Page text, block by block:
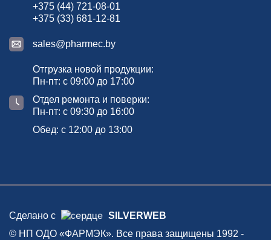
+375 (44) 721-08-01
+375 (33) 681-12-81
sales@pharmec.by
Отгрузка новой продукции:
Пн-пт: с 09:00 до 17:00
Отдел ремонта и поверки:
Пн-пт: с 09:30 до 16:00
Обед: с 12:00 до 13:00
Сделано с
SILVERWEB
© НП ОДО «ФАРМЭК». Все права защищены 1992 -